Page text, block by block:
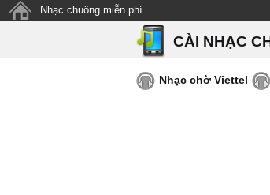
Nhạc chuông miễn phí
CÀI NHẠC
Nhạc chờ Viettel